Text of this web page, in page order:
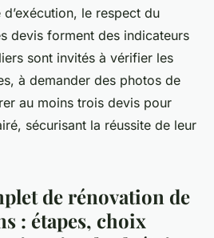
le respect du
devis forment des indicateurs
sont invités à vérifier les
à demander des photos de
au moins trois devis pour
sécurisant la réussite de leur
de rénovation de
: étapes, choix